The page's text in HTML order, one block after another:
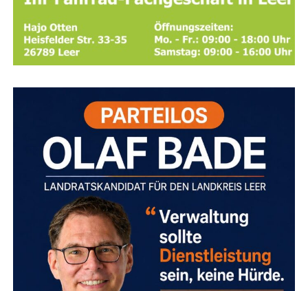
Der Tier­schutz­bund sieht die Bun­des­re­gie­rung hier drin­
gend in der Pflicht, um den dro­hen­den Kol­laps der Ein­
rich­tun­gen abzuwenden.
Das Ner­ven­sys­tem ver­harrt in einem erschöp­fen­
den Überlebensmodus.
Kein Stan­dard-Rezept, son­
dern Ihr indi­vi­du­el­ler Weg
Das Wich­tigs­te, was ich in mei­ner täg­li­chen Arbeit gelernt
habe: Es gibt kei­nen Ein­heits­weg aus einer Kri­se. Jeder
Mensch bringt sei­ne eige­ne Geschich­te, indi­vi­du­el­le
Stress­mus­ter und ein ganz per­sön­li­ches Tem­po mit.
Kine­sio­lo­gienut­zen wir den Mus­kel­testals prä­zi­
ses Bio­feed­back-Instru­ment Ihres Kör­pers. Anstatt nach